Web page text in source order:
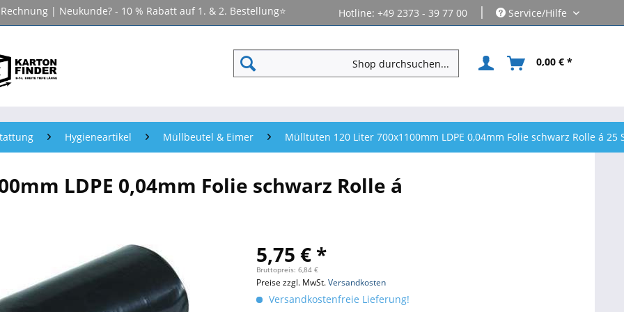
| Neukunde? - 10 % Rabatt auf 1. & 2. Bestellung⭐ Hotline: +49 2373 - 39 77 00 | Service/Hilfe
0,00 € *
Hygieneartikel Müllbeutel & Eimer Mülltüten 120 Liter 700x1100mm LDPE 0,04mm Folie schwarz Rolle á 25
LDPE 0,04mm Folie schwarz Rolle á
5,75 € *
Bruttopreis: 6,84 €
Preise zzgl. MwSt.Versandkosten
Versandkostenfreie Lieferung!